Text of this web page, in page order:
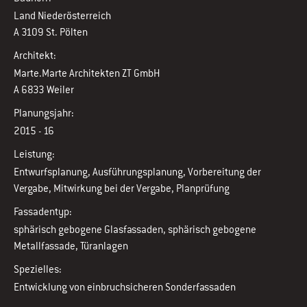
Land Niederösterreich
A 3109 St. Pölten
Architekt:
Marte.Marte Architekten ZT GmbH
A 6833 Weiler
Planungsjahr:
2015 - 16
Leistung:
Entwurfsplanung, Ausführungsplanung, Vorbereitung der
Vergabe, Mitwirkung bei der Vergabe, Planprüfung
Fassadentyp:
sphärisch gebogene Glasfassaden, sphärisch gebogene
Metallfassade, Türanlagen
Spezielles:
Entwicklung von einbruchsicheren Sonderfassaden